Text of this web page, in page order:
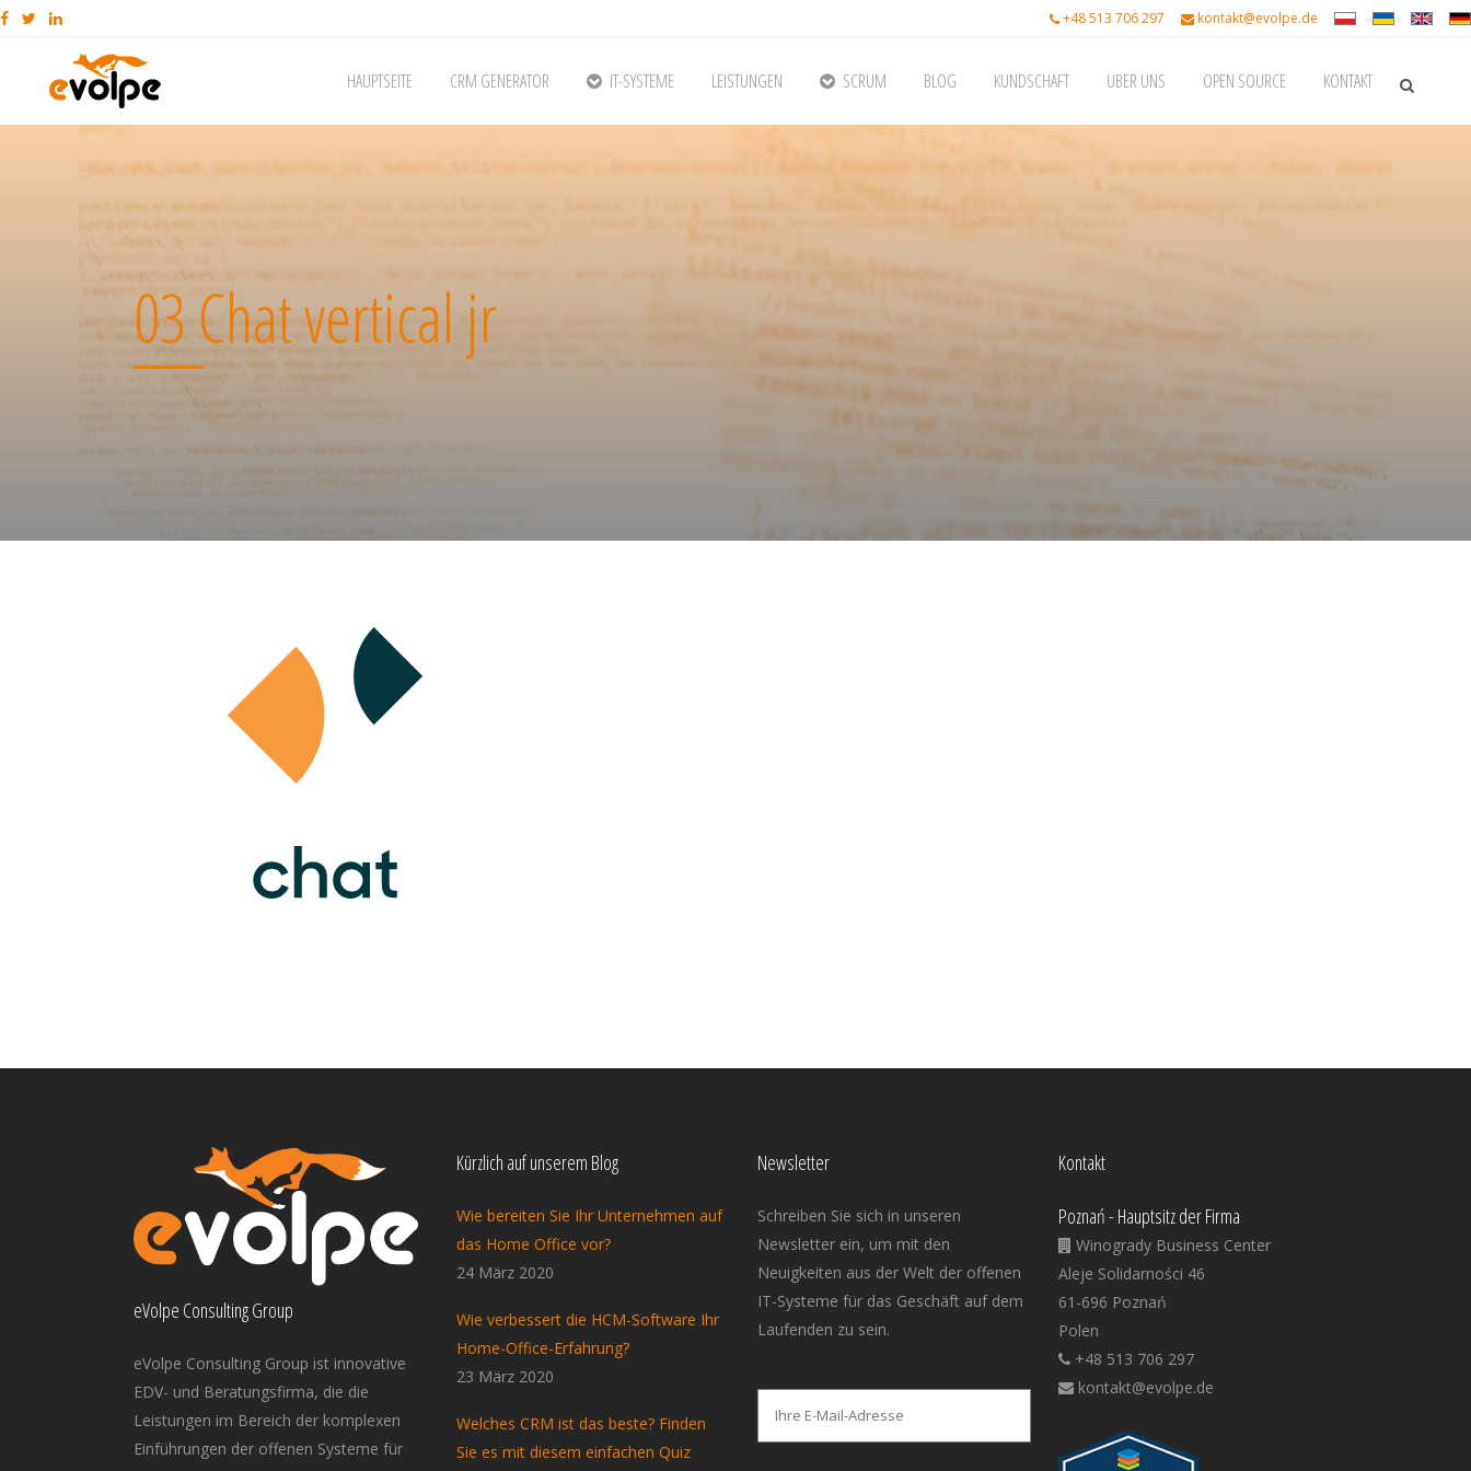
+48 513 706 297 kontakt@evolpe.de
HAUPTSEITE CRM GENERATOR IT-SYSTEME LEISTUNGEN SCRUM BLOG KUNDSCHAFT ÜBER UNS OPEN SOURCE KONTAKT
03 Chat vertical jr
eVolpe Consulting Group
eVolpe Consulting Group ist innovative
EDV- und Beratungsfirma, die die
Leistungen im Bereich der komplexen
Einführungen der offenen Systeme für
Kürzlich auf unserem Blog
Wie bereiten Sie Ihr Unternehmen auf
das Home Office vor?
24 März 2020
Wie verbessert die HCM-Software Ihr
Home-Office-Erfahrung?
23 März 2020
Welches CRM ist das beste? Finden
Sie es mit diesem einfachen Quiz
Newsletter
Schreiben Sie sich in unseren
Newsletter ein, um mit den
Neuigkeiten aus der Welt der offenen
IT-Systeme für das Geschäft auf dem
Laufenden zu sein.
Kontakt
Poznań - Hauptsitz der Firma
Winogrady Business Center
Aleje Solidarności 46
61-696 Poznań
Polen
+48 513 706 297
kontakt@evolpe.de